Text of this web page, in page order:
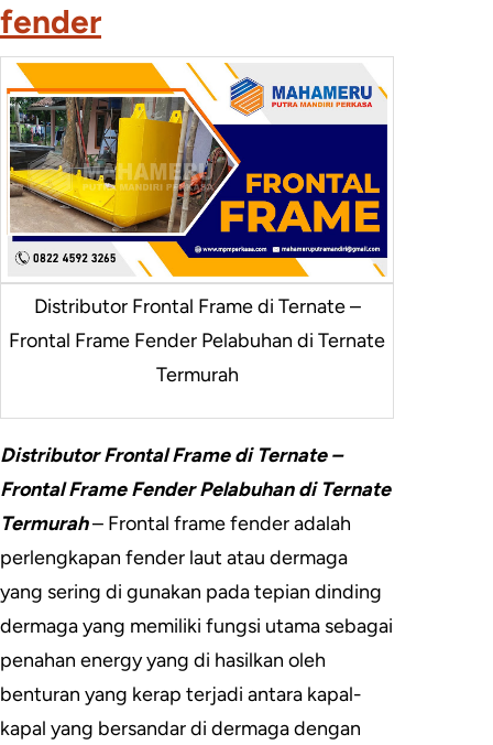
fender
Distributor Frontal Frame di Ternate –
Frontal Frame Fender Pelabuhan di Ternate
Termurah
Distributor Frontal Frame di Ternate –
Frontal Frame Fender Pelabuhan di Ternate
Termurah– Frontal frame fender adalah
perlengkapan fender laut atau dermaga
yang sering di gunakan pada tepian dinding
dermaga yang memiliki fungsi utama sebagai
penahan energy yang di hasilkan oleh
benturan yang kerap terjadi antara kapal-
kapal yang bersandar di dermaga dengan